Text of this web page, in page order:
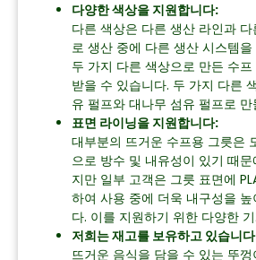
다양한 색상을 지원합니다:
다른 색상은 다른 생산 라인과
로 생산 중에 다른 생산 시스템
두 가지 다른 색상으로 만든 수
받을 수 있습니다. 두 가지 다른
유 펄프와 대나무 섬유 펄프로
표면 라이닝을 지원합니다:
대부분의 뜨거운 수프용 그릇은
으로 방수 및 내유성이 있기 때
지만 일부 고객은 그릇 표면에
하여 사용 중에 더욱 내구성을
다. 이를 지원하기 위한 다양한
저희는 재고를 보유하고 있습니
뜨거운 음식을 담을 수 있는 뚜